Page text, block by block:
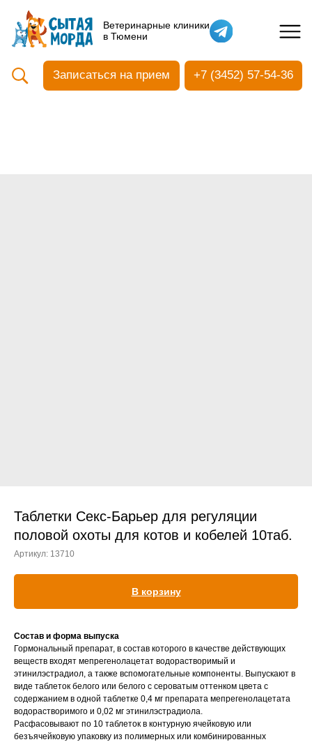
Ветеринарные клиники
в Тюмени
Кастрация собак
Вакцинация
Ультразвуковая чистка зубов
Общий анализ крови
Лечение шиншилл
Вакцинация кроликов
Вакцинация хорьков
Таблетки Секс-Барьер для регуляции
половой охоты для котов и кобелей 10таб.
Артикул: 13710
В корзину
Состав и форма выпуска
Гормональный препарат, в состав которого в качестве действующих
веществ входят мепрегенолацетат водорастворимый и
этинилэстрадиол, а также вспомогательные компоненты. Выпускают в
виде таблеток белого или белого с сероватым оттенком цвета с
содержанием в одной таблетке 0,4 мг препарата мепрегенолацетата
водорастворимого и 0,02 мг этинилэстрадиола.
Расфасовывают по 10 таблеток в контурную ячейковую или
безъячейковую упаковку из полимерных или комбинированных